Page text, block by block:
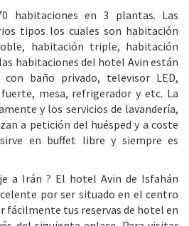
habitaciones en 3 plantas. Las
tipos los cuales son habitación
habitación triple, habitación
habitaciones del hotel Avin están
con baño privado, televisor LED,
mesa, refrigerador y etc. La
y los servicios de lavandería,
a petición del huésped y a coste
en buffet libre y siempre es
a Irán ? El hotel Avin de Isfahán
por ser situado en el centro
fácilmente tus reservas de hotel en